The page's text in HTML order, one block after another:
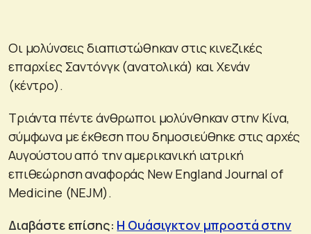
Οι μολύνσεις διαπιστώθηκαν στις κινεζικές
επαρχίες Σαντόνγκ (ανατολικά) και Χενάν
(κέντρο).
Τριάντα πέντε άνθρωποι μολύνθηκαν στην Κίνα,
σύμφωνα με έκθεση που δημοσιεύθηκε στις αρχές
Αυγούστου από την αμερικανική ιατρική
επιθεώρηση αναφοράς New England Journal of
Medicine (NEJM).
Διαβάστε επίσης: Η Ουάσιγκτον μπροστά στην